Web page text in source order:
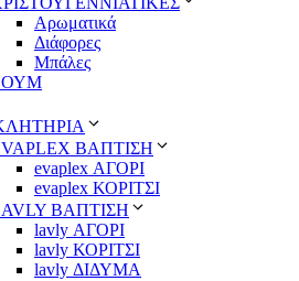
Αρωματικά
Διάφορες
Μπάλες
ΒΑΠΤΙΣΗ
evaplex ΑΓΟΡΙ
evaplex ΚΟΡΙΤΣΙ
ΒΑΠΤΙΣΗ
lavly ΑΓΟΡΙ
lavly ΚΟΡΙΤΣΙ
lavly ΔΙΔΥΜΑ